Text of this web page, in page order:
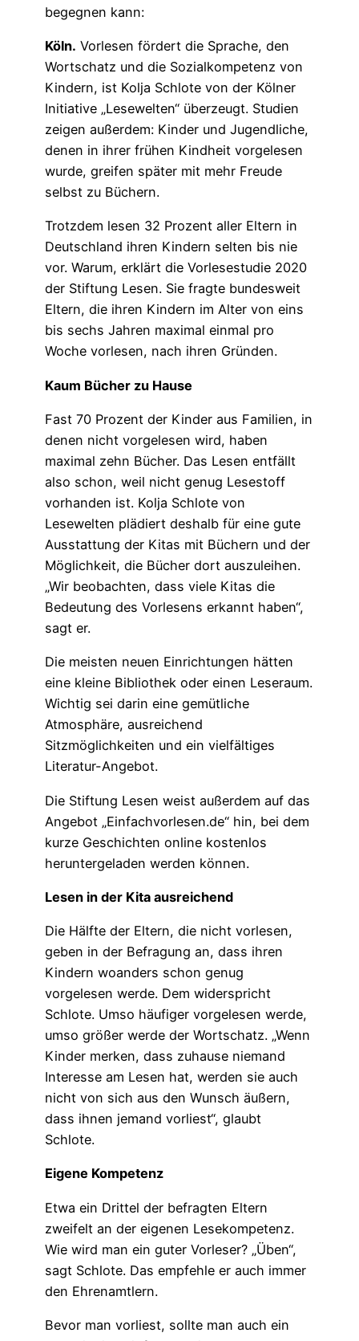
begegnen kann:
Köln. Vorlesen fördert die Sprache, den
Wortschatz und die Sozialkompetenz von
Kindern, ist Kolja Schlote von der Kölner
Initiative „Lesewelten“ überzeugt. Studien
zeigen außerdem: Kinder und Jugendliche,
denen in ihrer frühen Kindheit vorgelesen
wurde, greifen später mit mehr Freude
selbst zu Büchern.
Trotzdem lesen 32 Prozent aller Eltern in
Deutschland ihren Kindern selten bis nie
vor. Warum, erklärt die Vorlesestudie 2020
der Stiftung Lesen. Sie fragte bundesweit
Eltern, die ihren Kindern im Alter von eins
bis sechs Jahren maximal einmal pro
Woche vorlesen, nach ihren Gründen.
Kaum Bücher zu Hause
Fast 70 Prozent der Kinder aus Familien, in
denen nicht vorgelesen wird, haben
maximal zehn Bücher. Das Lesen entfällt
also schon, weil nicht genug Lesestoff
vorhanden ist. Kolja Schlote von
Lesewelten plädiert deshalb für eine gute
Ausstattung der Kitas mit Büchern und der
Möglichkeit, die Bücher dort auszuleihen.
„Wir beobachten, dass viele Kitas die
Bedeutung des Vorlesens erkannt haben“,
sagt er.
Die meisten neuen Einrichtungen hätten
eine kleine Bibliothek oder einen Leseraum.
Wichtig sei darin eine gemütliche
Atmosphäre, ausreichend
Sitzmöglichkeiten und ein vielfältiges
Literatur-Angebot.
Die Stiftung Lesen weist außerdem auf das
Angebot „Einfachvorlesen.de“ hin, bei dem
kurze Geschichten online kostenlos
heruntergeladen werden können.
Lesen in der Kita ausreichend
Die Hälfte der Eltern, die nicht vorlesen,
geben in der Befragung an, dass ihren
Kindern woanders schon genug
vorgelesen werde. Dem widerspricht
Schlote. Umso häufiger vorgelesen werde,
umso größer werde der Wortschatz. „Wenn
Kinder merken, dass zuhause niemand
Interesse am Lesen hat, werden sie auch
nicht von sich aus den Wunsch äußern,
dass ihnen jemand vorliest“, glaubt
Schlote.
Eigene Kompetenz
Etwa ein Drittel der befragten Eltern
zweifelt an der eigenen Lesekompetenz.
Wie wird man ein guter Vorleser? „Üben“,
sagt Schlote. Das empfehle er auch immer
den Ehrenamtlern.
Bevor man vorliest, sollte man auch ein